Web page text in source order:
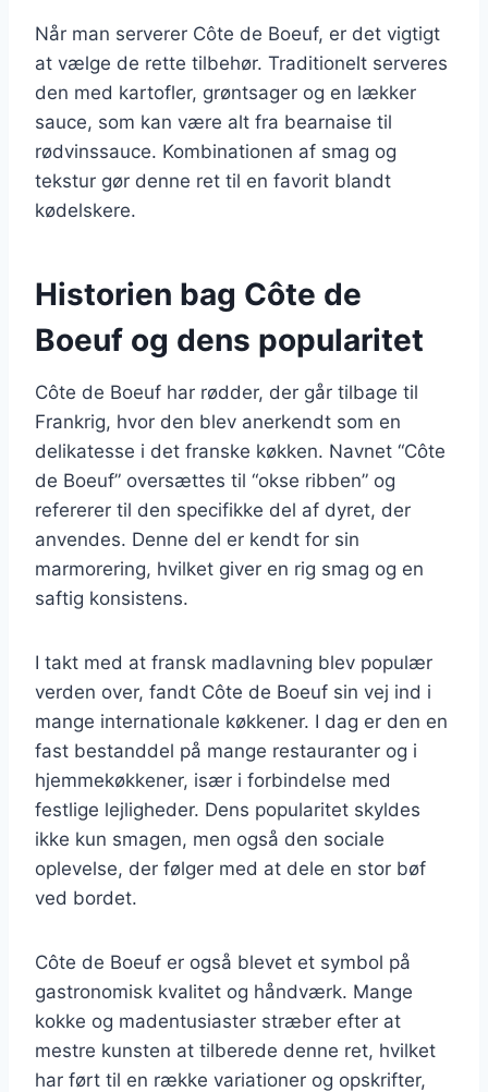
Når man serverer Côte de Boeuf, er det vigtigt
at vælge de rette tilbehør. Traditionelt serveres
den med kartofler, grøntsager og en lækker
sauce, som kan være alt fra bearnaise til
rødvinssauce. Kombinationen af smag og
tekstur gør denne ret til en favorit blandt
kødelskere.
Historien bag Côte de
Boeuf og dens popularitet
Côte de Boeuf har rødder, der går tilbage til
Frankrig, hvor den blev anerkendt som en
delikatesse i det franske køkken. Navnet “Côte
de Boeuf” oversættes til “okse ribben” og
refererer til den specifikke del af dyret, der
anvendes. Denne del er kendt for sin
marmorering, hvilket giver en rig smag og en
saftig konsistens.
I takt med at fransk madlavning blev populær
verden over, fandt Côte de Boeuf sin vej ind i
mange internationale køkkener. I dag er den en
fast bestanddel på mange restauranter og i
hjemmekøkkener, især i forbindelse med
festlige lejligheder. Dens popularitet skyldes
ikke kun smagen, men også den sociale
oplevelse, der følger med at dele en stor bøf
ved bordet.
Côte de Boeuf er også blevet et symbol på
gastronomisk kvalitet og håndværk. Mange
kokke og madentusiaster stræber efter at
mestre kunsten at tilberede denne ret, hvilket
har ført til en række variationer og opskrifter,